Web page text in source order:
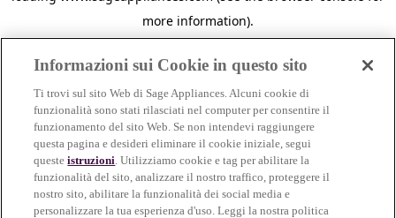
more information).
Informazioni sui Cookie in questo sito
Ti trovi sul sito Web di Sage Appliances. Alcuni cookie di
funzionalità sono stati rilasciati nel computer per consentire il
funzionamento del sito Web. Se non intendevi raggiungere
questa pagina e desideri eliminare il cookie iniziale, segui
questeistruzioni. Utilizziamo cookie e tag per abilitare la
funzionalità del sito, analizzare il nostro traffico, proteggere il
nostro sito, abilitare la funzionalità dei social media e
personalizzare la tua esperienza d'uso. Leggi la nostra politica